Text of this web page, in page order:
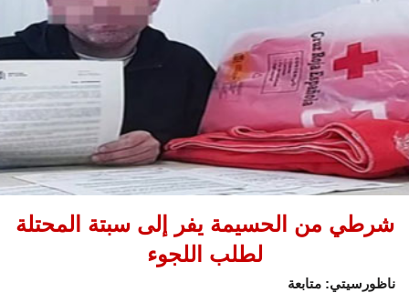
شرطي من الحسيمة يفر إلى سبتة المحتلة
لطلب اللجوء
ناظورسيتي: متابعة